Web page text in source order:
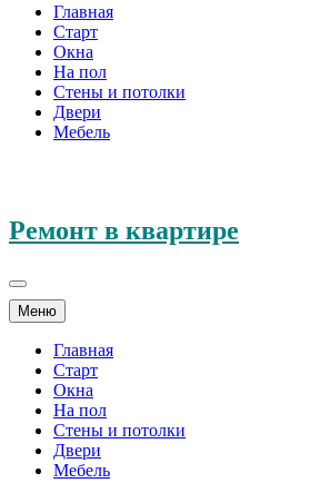
Главная
Старт
Окна
На пол
Стены и потолки
Двери
Мебель
Ремонт в квартире
Меню
Главная
Старт
Окна
На пол
Стены и потолки
Двери
Мебель